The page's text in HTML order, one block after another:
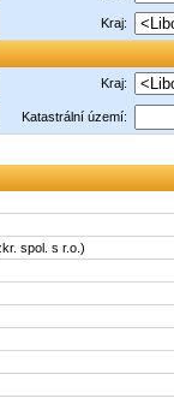
Kraj:
Kraj:
Katastrální území:
spol. s r.o.)